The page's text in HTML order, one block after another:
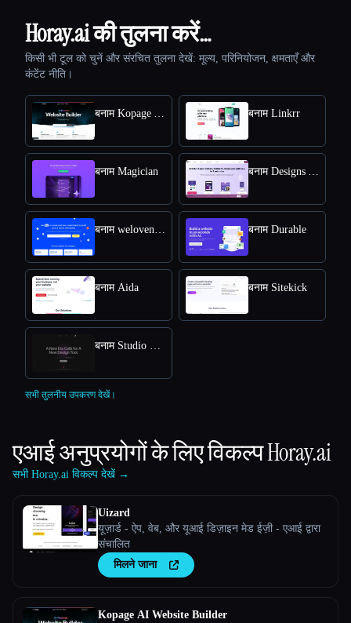
Horay.ai की तुलना करें…
किसी भी टूल को चुनें और संरचित तुलना देखें: मूल्य, परिनियोजन, क्षमताएँ और
कंटेंट नीति।
बनाम Kopage AI Website Builder बनाम Linkrr
बनाम Magician बनाम Designs AI
बनाम welovenocode बनाम Durable
बनाम Aida बनाम Sitekick
बनाम Studio Design
सभी तुलनीय उपकरण देखें।
एआई अनुप्रयोगों के लिए विकल्पHoray.ai
सभी Horay.ai विकल्प देखें →
Uizard
यूज़ार्ड - ऐप, वेब, और यूआई डिज़ाइन मेड ईज़ी - एआई द्वारा
संचालित
मिलने जाना
Kopage AI Website Builder